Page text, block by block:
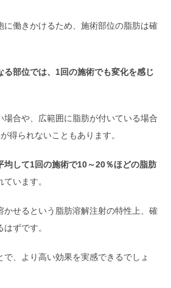
に働きかけるため、施術部位の脂肪は確
る部位では、1回の施術でも変化を感じ
場合や、広範囲に脂肪が付いている場合
得られないこともあります。
均して1回の施術で10～20％ほどの脂肪
ています。
かせるという脂肪溶解注射の特性上、確
ずです。
、より高い効果を実感できるでしょ